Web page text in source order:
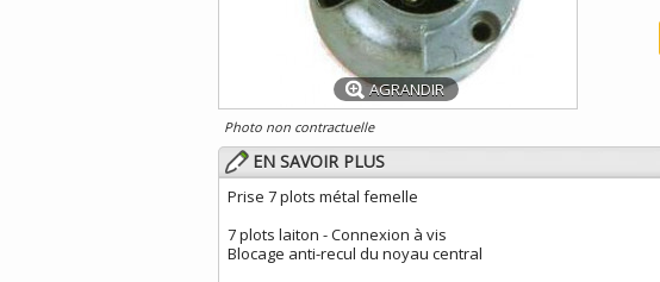
AGRANDIR
Photo non contractuelle
EN SAVOIR PLUS
Prise 7 plots métal femelle
7 plots laiton - Connexion à vis
Blocage anti-recul du noyau central